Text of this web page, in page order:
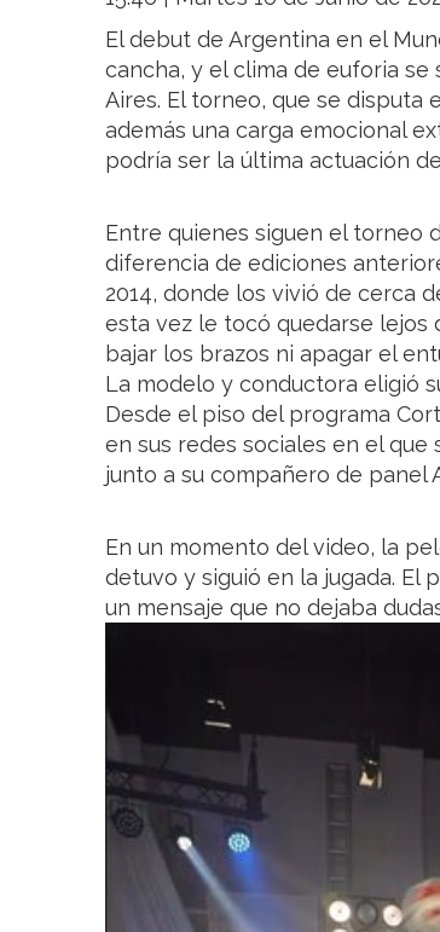
El debut de Argentina en el
cancha, y el clima de euforia
Aires. El torneo, que se disputa
además una carga emocional
podría ser la última actuación
Entre quienes siguen el torneo
diferencia de ediciones
2014, donde los vivió de cerca
esta vez le tocó quedarse lejos
bajar los brazos ni apagar el
La modelo y conductora eligió
Desde el piso del programa
en sus redes sociales en el
junto a su compañero de panel
En un momento del video, la
detuvo y siguió en la jugada. El
un mensaje que no dejaba